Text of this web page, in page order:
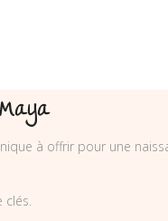
à offrir pour une
clés.